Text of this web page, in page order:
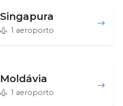
Singapura
1 aeroporto
Moldávia
1 aeroporto